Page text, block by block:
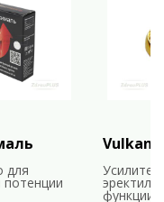
для
потенции
Vulkan
функции